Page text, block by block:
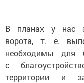
В планах у нас
ворота, т. е.
необходимы для
с
территории и